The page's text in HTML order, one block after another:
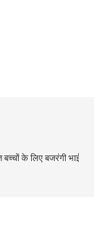
के लिए बजरंगी